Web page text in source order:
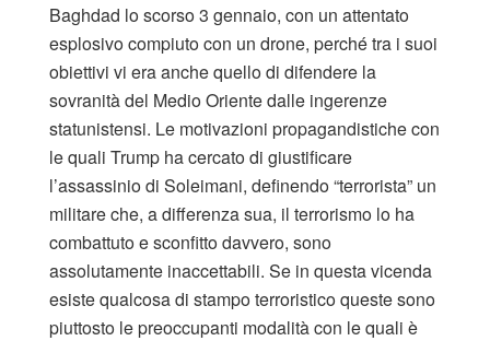
Baghdad lo scorso 3 gennaio, con un attentato
esplosivo compiuto con un drone, perché tra i suoi
obiettivi vi era anche quello di difendere la
sovranità del Medio Oriente dalle ingerenze
statunistensi. Le motivazioni propagandistiche con
le quali Trump ha cercato di giustificare
l’assassinio di Soleimani, definendo “terrorista” un
militare che, a differenza sua, il terrorismo lo ha
combattuto e sconfitto davvero, sono
assolutamente inaccettabili. Se in questa vicenda
esiste qualcosa di stampo terroristico queste sono
piuttosto le preoccupanti modalità con le quali è